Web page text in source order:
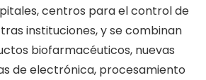
centros para el control de
instituciones, y se combinan
biofarmacéuticos, nuevas
de electrónica, procesamiento